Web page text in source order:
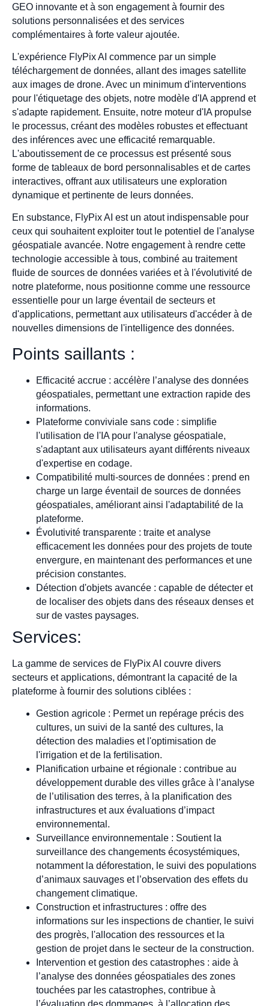
GEO innovante et à son engagement à fournir des
solutions personnalisées et des services
complémentaires à forte valeur ajoutée.
L'expérience FlyPix AI commence par un simple
téléchargement de données, allant des images satellite
aux images de drone. Avec un minimum d'interventions
pour l'étiquetage des objets, notre modèle d'IA apprend et
s'adapte rapidement. Ensuite, notre moteur d'IA propulse
le processus, créant des modèles robustes et effectuant
des inférences avec une efficacité remarquable.
L'aboutissement de ce processus est présenté sous
forme de tableaux de bord personnalisables et de cartes
interactives, offrant aux utilisateurs une exploration
dynamique et pertinente de leurs données.
En substance, FlyPix AI est un atout indispensable pour
ceux qui souhaitent exploiter tout le potentiel de l'analyse
géospatiale avancée. Notre engagement à rendre cette
technologie accessible à tous, combiné au traitement
fluide de sources de données variées et à l'évolutivité de
notre plateforme, nous positionne comme une ressource
essentielle pour un large éventail de secteurs et
d'applications, permettant aux utilisateurs d'accéder à de
nouvelles dimensions de l'intelligence des données.
Points saillants :
Efficacité accrue : accélère l’analyse des données
géospatiales, permettant une extraction rapide des
informations.
Plateforme conviviale sans code : simplifie
l'utilisation de l'IA pour l'analyse géospatiale,
s'adaptant aux utilisateurs ayant différents niveaux
d'expertise en codage.
Compatibilité multi-sources de données : prend en
charge un large éventail de sources de données
géospatiales, améliorant ainsi l'adaptabilité de la
plateforme.
Évolutivité transparente : traite et analyse
efficacement les données pour des projets de toute
envergure, en maintenant des performances et une
précision constantes.
Détection d'objets avancée : capable de détecter et
de localiser des objets dans des réseaux denses et
sur de vastes paysages.
Services:
La gamme de services de FlyPix AI couvre divers
secteurs et applications, démontrant la capacité de la
plateforme à fournir des solutions ciblées :
Gestion agricole : Permet un repérage précis des
cultures, un suivi de la santé des cultures, la
détection des maladies et l'optimisation de
l'irrigation et de la fertilisation.
Planification urbaine et régionale : contribue au
développement durable des villes grâce à l’analyse
de l’utilisation des terres, à la planification des
infrastructures et aux évaluations d’impact
environnemental.
Surveillance environnementale : Soutient la
surveillance des changements écosystémiques,
notamment la déforestation, le suivi des populations
d’animaux sauvages et l’observation des effets du
changement climatique.
Construction et infrastructures : offre des
informations sur les inspections de chantier, le suivi
des progrès, l'allocation des ressources et la
gestion de projet dans le secteur de la construction.
Intervention et gestion des catastrophes : aide à
l’analyse des données géospatiales des zones
touchées par les catastrophes, contribue à